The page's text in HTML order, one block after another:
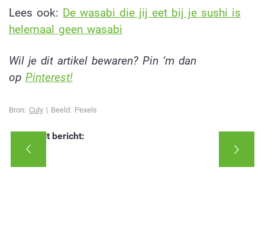
Lees ook: De wasabi die jij eet bij je sushi is
helemaal geen wasabi
Wil je dit artikel bewaren? Pin ‘m dan
op Pinterest!
Bron: Culy | Beeld: Pexels
Deel dit bericht: